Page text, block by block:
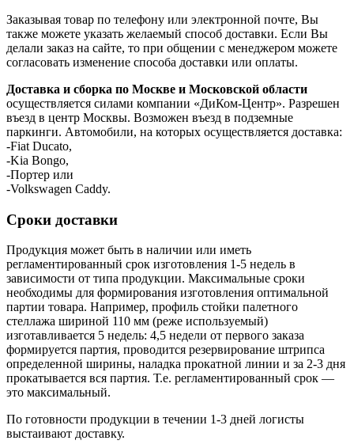
Заказывая товар по телефону или электронной почте, Вы
также можете указать желаемый способ доставки. Если Вы
делали заказ на сайте, то при общении с менеджером можете
согласовать изменение способа доставки или оплаты.
Доставка и сборка по Москве и Московской области
осуществляется силами компании «ДиКом-Центр». Разрешен
въезд в центр Москвы. Возможен въезд в подземные
паркинги. Автомобили, на которых осуществляется доставка:
-Fiat Ducato,
-Kia Bongo,
-Портер или
-Volkswagen Caddy.
Сроки доставки
Продукция может быть в наличии или иметь
регламентированный срок изготовления 1-5 недель в
зависимости от типа продукции. Максимальные сроки
необходимы для формирования изготовления оптимальной
партии товара. Например, профиль стойки палетного
стеллажа шириной 110 мм (реже используемый)
изготавливается 5 недель: 4,5 недели от первого заказа
формируется партия, проводится резервирование штрипса
определенной ширины, наладка прокатной линии и за 2-3 дня
прокатывается вся партия. Т.е. регламентированный срок —
это максимальный.
По готовности продукции в течении 1-3 дней логисты
выстаивают доставку.